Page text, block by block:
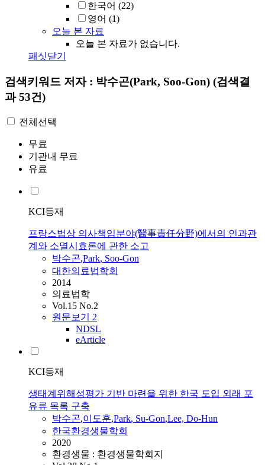
한국어 (22)
영어 (1)
오늘 본 자료
오늘 본 자료가 없습니다.
패싯닫기
검색키워드 저자 : 박수곤(Park, Soo-Gon) (검색결
과 53건)
전체선택
무료
기관내 무료
유료
KCI등재
프랑스법상 의사책임분야(醫事責任分野)에서의 인과관
계와 소멸시효론에 관한 소고
박수곤,Park, Soo-Gon
대한의료법학회
2014
의료법학
Vol.15 No.2
원문보기 2
NDSL
eArticle
KCI등재
생태계위해성평가 기반 마련을 위한 한국 도입 외래 포
유류 목록 구축
박수곤,이도훈,Park, Su-Gon,Lee, Do-Hun
한국환경생물학회
2020
환경생물 : 환경생물학회지